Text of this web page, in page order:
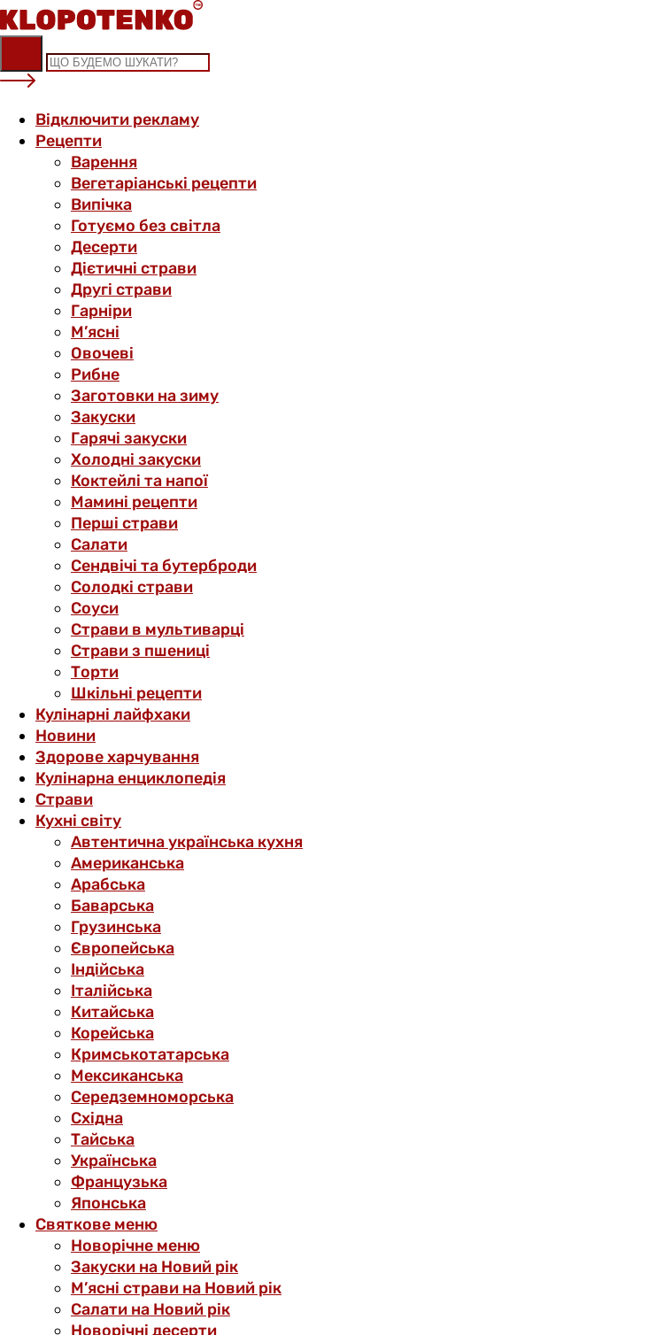
Skip
to
content
Відключити рекламу
Рецепти
Варення
Вегетаріанські рецепти
Випічка
Готуємо без світла
Десерти
Дієтичні страви
Другі страви
Гарніри
М’ясні
Овочеві
Рибне
Заготовки на зиму
Закуски
Гарячі закуски
Холодні закуски
Коктейлі та напої
Мамині рецепти
Перші страви
Салати
Сендвічі та бутерброди
Солодкі страви
Соуси
Страви в мультиварці
Страви з пшениці
Торти
Шкільні рецепти
Кулінарні лайфхаки
Новини
Здорове харчування
Кулінарна енциклопедія
Страви
Кухні світу
Автентична українська кухня
Американська
Арабська
Баварська
Грузинська
Європейська
Індійська
Італійська
Китайська
Корейська
Кримськотатарська
Мексиканська
Середземноморська
Східна
Тайська
Українська
Французька
Японська
Святкове меню
Новорічне меню
Закуски на Новий рік
М’ясні страви на Новий рік
Салати на Новий рік
Новорічні десерти